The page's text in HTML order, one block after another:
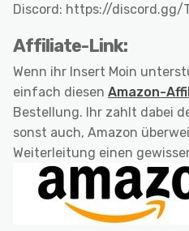
Discord: https://discord.gg/
Affiliate-Link:
Wenn ihr Insert Moin
einfach diesen Amazon-
Bestellung. Ihr zahlt dabei
sonst auch, Amazon
Weiterleitung einen